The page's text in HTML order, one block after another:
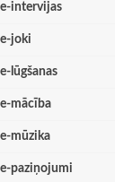
e-intervijas
e-joki
e-lūgšanas
e-mācība
e-mūzika
e-paziņojumi